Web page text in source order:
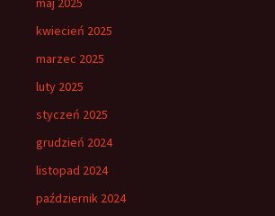
kwiecień 2025
marzec 2025
luty 2025
styczeń 2025
grudzień 2024
listopad 2024
październik 2024